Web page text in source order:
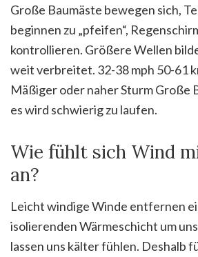
Große Baumäste bewegen sich,
beginnen zu „pfeifen“,
kontrollieren. Größere Wellen
weit verbreitet. 32-38 mph 50-61
Mäßiger oder naher Sturm Große
es wird schwierig zu laufen.
Wie fühlt sich Wind
an?
Leicht windige Winde entfernen
isolierenden Wärmeschicht um
lassen uns kälter fühlen. Deshalb